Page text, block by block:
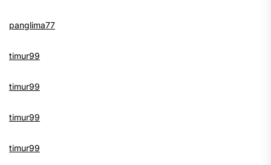
panglima77
timur99
timur99
timur99
timur99